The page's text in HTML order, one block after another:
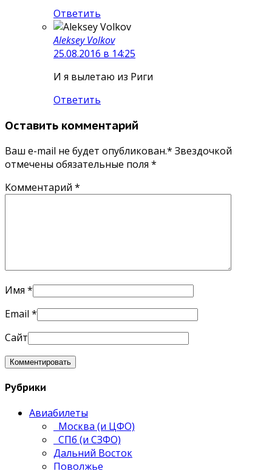
Ответить
Aleksey Volkov
25.08.2016 в 14:25
И я вылетаю из Риги
Ответить
Оставить комментарий
Ваш e-mail не будет опубликован.* Звездочкой
отмечены обязательные поля *
Комментарий *
Имя *
Email *
Сайт
Рубрики
Авиабилеты
Москва (и ЦФО)
СПб (и СЗФО)
Дальний Восток
Поволжье